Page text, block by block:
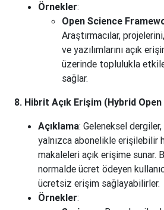
Örnekler:
Open Science
Araştırmacılar,
ve yazılımlarını açık
üzerinde toplulukla
sağlar.
8. Hibrit Açık Erişim (Hybrid
Açıklama: Geleneksel
yalnızca abonelikle erişilebilir
makaleleri açık erişime sunar.
normalde ücret ödeyen
ücretsiz erişim sağlayabilirler.
Örnekler: